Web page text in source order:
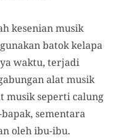
kesenian musik
batok kelapa
waktu, terjadi
alat musik
musik seperti calung
sementara
oleh ibu-ibu.